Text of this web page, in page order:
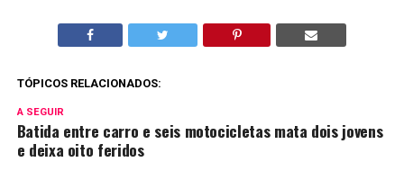
TÓPICOS RELACIONADOS:
A SEGUIR
Batida entre carro e seis motocicletas mata dois jovens
e deixa oito feridos